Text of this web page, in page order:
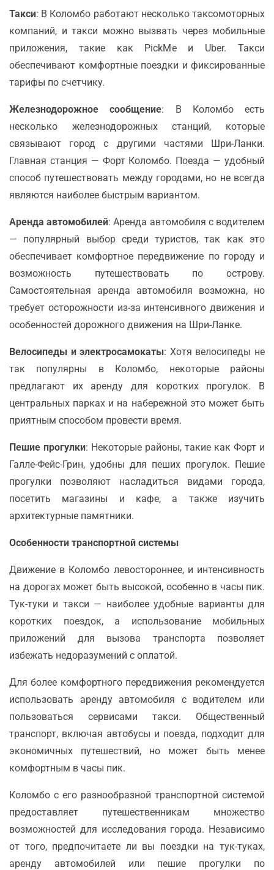
Такси: В Коломбо работают несколько таксомоторных
компаний, и такси можно вызвать через мобильные
приложения, такие как PickMe и Uber. Такси
обеспечивают комфортные поездки и фиксированные
тарифы по счетчику.
Железнодорожное сообщение: В Коломбо есть
несколько железнодорожных станций, которые
связывают город с другими частями Шри-Ланки.
Главная станция — Форт Коломбо. Поезда — удобный
способ путешествовать между городами, но не всегда
являются наиболее быстрым вариантом.
Аренда автомобилей: Аренда автомобиля с водителем
— популярный выбор среди туристов, так как это
обеспечивает комфортное передвижение по городу и
возможность путешествовать по острову.
Самостоятельная аренда автомобиля возможна, но
требует осторожности из-за интенсивного движения и
особенностей дорожного движения на Шри-Ланке.
Велосипеды и электросамокаты: Хотя велосипеды не
так популярны в Коломбо, некоторые районы
предлагают их аренду для коротких прогулок. В
центральных парках и на набережной это может быть
приятным способом провести время.
Пешие прогулки: Некоторые районы, такие как Форт и
Галле-Фейс-Грин, удобны для пеших прогулок. Пешие
прогулки позволяют насладиться видами города,
посетить магазины и кафе, а также изучить
архитектурные памятники.
Особенности транспортной системы
Движение в Коломбо левостороннее, и интенсивность
на дорогах может быть высокой, особенно в часы пик.
Тук-туки и такси — наиболее удобные варианты для
коротких поездок, а использование мобильных
приложений для вызова транспорта позволяет
избежать недоразумений с оплатой.
Для более комфортного передвижения рекомендуется
использовать аренду автомобиля с водителем или
пользоваться сервисами такси. Общественный
транспорт, включая автобусы и поезда, подходит для
экономичных путешествий, но может быть менее
комфортным в часы пик.
Коломбо с его разнообразной транспортной системой
предоставляет путешественникам множество
возможностей для исследования города. Независимо
от того, предпочитаете ли вы поездки на тук-туках,
аренду автомобилей или пешие прогулки по